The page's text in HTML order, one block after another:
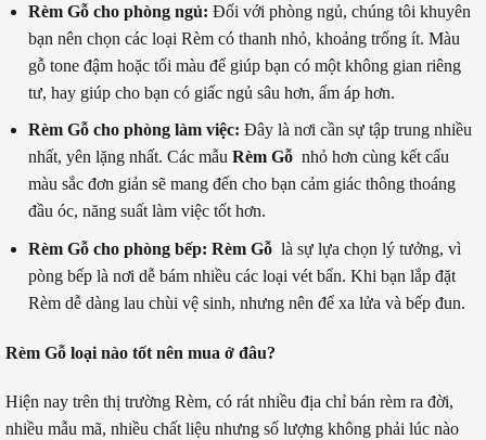
Rèm Gỗ cho phòng ngủ: Đối với phòng ngủ, chúng tôi khuyên
bạn nên chọn các loại Rèm có thanh nhỏ, khoảng trống ít. Màu
gỗ tone đậm hoặc tối màu để giúp bạn có một không gian riêng
tư, hay giúp cho bạn có giấc ngủ sâu hơn, ấm áp hơn.
Rèm Gỗ cho phòng làm việc: Đây là nơi cần sự tập trung nhiều
nhất, yên lặng nhất. Các mẫu Rèm Gỗ nhỏ hơn cùng kết cấu
màu sắc đơn giản sẽ mang đến cho bạn cảm giác thông thoáng
đầu óc, năng suất làm việc tốt hơn.
Rèm Gỗ cho phòng bếp: Rèm Gỗ là sự lựa chọn lý tưởng, vì
pòng bếp là nơi dễ bám nhiều các loại vét bẩn. Khi bạn lắp đặt
Rèm dễ dàng lau chùi vệ sinh, nhưng nên để xa lửa và bếp đun.
Rèm Gỗ loại nào tốt nên mua ở đâu?
Hiện nay trên thị trường Rèm, có rát nhiều địa chỉ bán rèm ra đời,
nhiều mẫu mã, nhiều chất liệu nhưng số lượng không phải lúc nào